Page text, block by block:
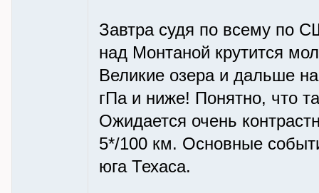
Завтра судя по всему по
над Монтаной крутится
Великие озера и дальше
гПа и ниже! Понятно, что
Ожидается очень
5*/100 км. Основные
юга Техаса.